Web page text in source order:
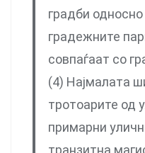
градби
градежните
совпаѓаат со
(4) Најмалата
тротоарите од
примарни